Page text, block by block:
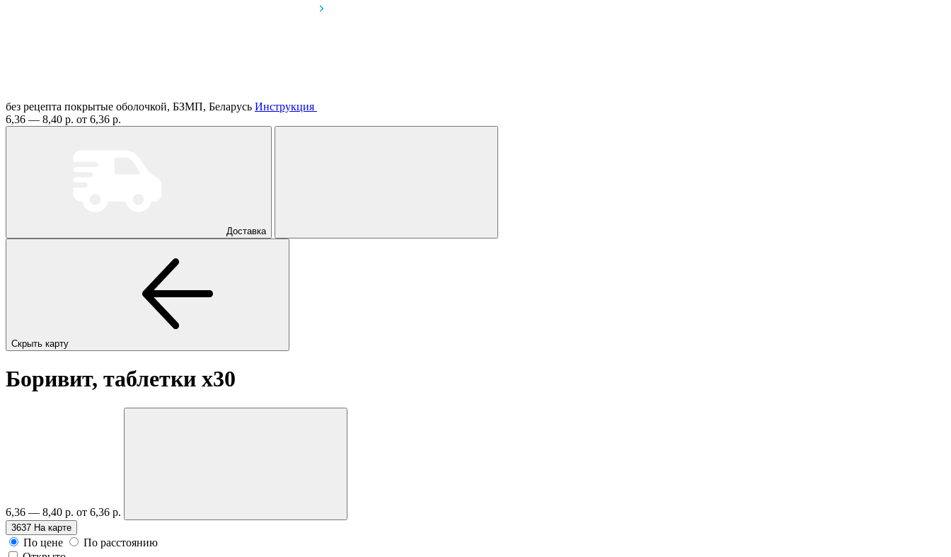
без рецепта покрытые оболочкой, БЗМП, Беларусь Инструкция
6,36 — 8,40 р. от 6,36 р.
Доставка
Скрыть карту
Боривит, таблетки x30
6,36 — 8,40 р. от 6,36 р.
3637 На карте
По цене
По расстоянию